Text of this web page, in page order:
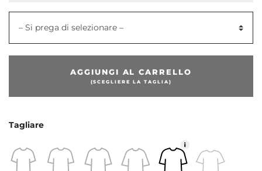
– Si prega di selezionare –
AGGIUNGI AL CARRELLO
(SCEGLIERE LA TAGLIA)
Tagliare